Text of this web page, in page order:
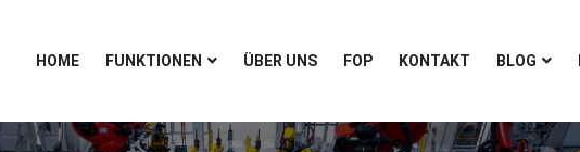
HOME FUNKTIONEN ÜBER UNS FOP KONTAKT BLOG